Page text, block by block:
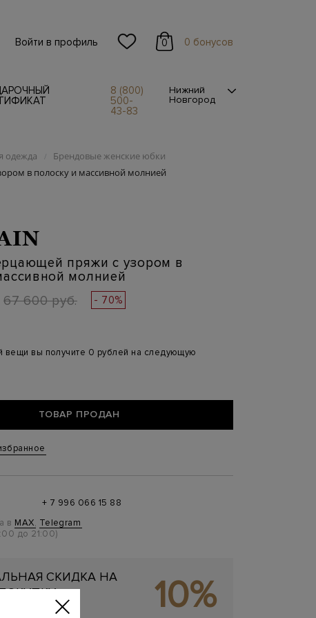
Войти в профиль 0 0 бонусов
8 (800)
500-
43-83
Нижний
Новгород
одежда / Брендовые женские юбки
в полоску и массивной молнией
пряжи с узором в
молнией
67 600 руб. - 70%
вещи вы получите 0 рублей на следующую
ТОВАР ПРОДАН
+ 7 996 066 15 88
в MAX, Telegram
до 21:00)
СКИДКА НА
10%